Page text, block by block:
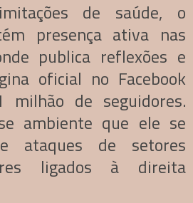
de saúde, o
presença ativa nas
publica reflexões e
oficial no Facebook
de seguidores.
ambiente que ele se
ataques de setores
ligados à direita